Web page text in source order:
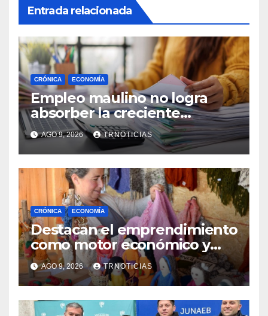
Entrada relacionada
CRÓNICA ECONOMÍA
Empleo maulino no logra
absorber la creciente
demanda por trabajo
AGO 9, 2026 TRNOTICIAS
CRÓNICA ECONOMÍA
Destacan el emprendimiento
como motor económico y
anuncia fortalecer apoyos
para empleo autónomo
AGO 9, 2026 TRNOTICIAS